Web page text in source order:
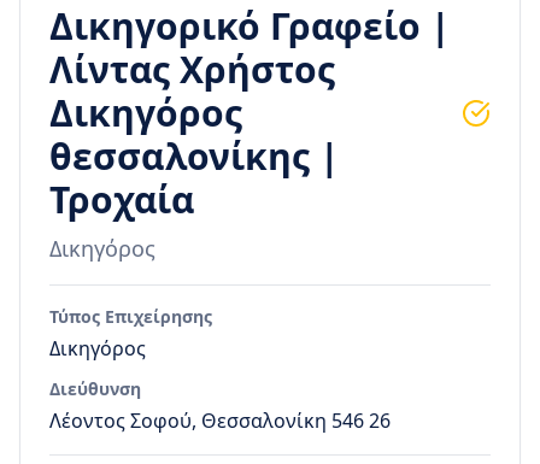
Δικηγορικό Γραφείο |
Λίντας Χρήστος
Δικηγόρος
θεσσαλονίκης |
Τροχαία
Δικηγόρος
Τύπος Επιχείρησης
Δικηγόρος
Διεύθυνση
Λέοντος Σοφού, Θεσσαλονίκη 546 26